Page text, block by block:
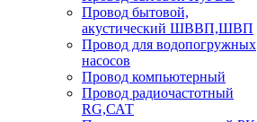
Провод бытовой,
акустический ШВВП,ШВП
Провод для водопогружных
насосов
Провод компьютерный
Провод радиочастотный
RG,САТ